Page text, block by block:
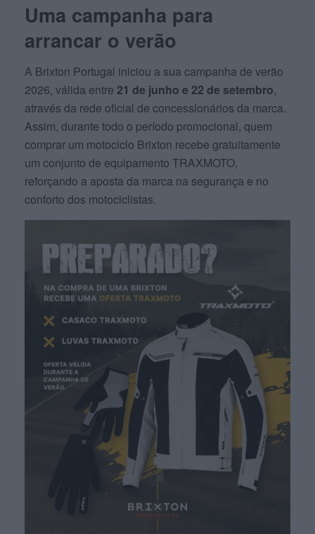
Uma campanha para
arrancar o verão
A Brixton Portugal iniciou a sua campanha de verão
2026, válida entre 21 de junho e 22 de setembro,
através da rede oficial de concessionários da marca.
Assim, durante todo o período promocional, quem
comprar um motociclo Brixton recebe gratuitamente
um conjunto de equipamento TRAXMOTO,
reforçando a aposta da marca na segurança e no
conforto dos motociclistas.